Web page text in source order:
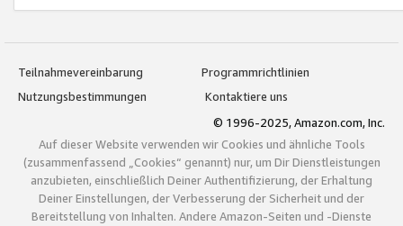
Teilnahmevereinbarung
Programmrichtlinien
Nutzungsbestimmungen
Kontaktiere uns
© 1996-2025, Amazon.com, Inc.
Auf dieser Website verwenden wir Cookies und ähnliche Tools
(zusammenfassend „Cookies“ genannt) nur, um Dir Dienstleistungen
anzubieten, einschließlich Deiner Authentifizierung, der Erhaltung
Deiner Einstellungen, der Verbesserung der Sicherheit und der
Bereitstellung von Inhalten. Andere Amazon-Seiten und -Dienste